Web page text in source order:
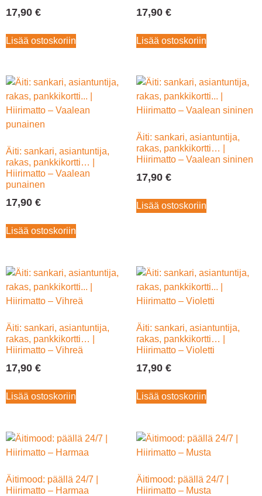
17,90 €
Lisää ostoskoriin
17,90 €
Lisää ostoskoriin
Äiti: sankari, asiantuntija,
rakas, pankkikortti… |
Hiirimatto – Vaalean
punainen
17,90 €
Lisää ostoskoriin
Äiti: sankari, asiantuntija,
rakas, pankkikortti… |
Hiirimatto – Vaalean sininen
17,90 €
Lisää ostoskoriin
Äiti: sankari, asiantuntija,
rakas, pankkikortti… |
Hiirimatto – Vihreä
17,90 €
Lisää ostoskoriin
Äiti: sankari, asiantuntija,
rakas, pankkikortti… |
Hiirimatto – Violetti
17,90 €
Lisää ostoskoriin
Äitimood: päällä 24/7 |
Hiirimatto – Harmaa
Äitimood: päällä 24/7 |
Hiirimatto – Musta